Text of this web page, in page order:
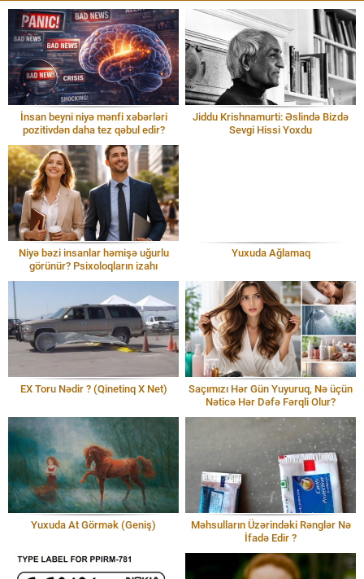
İnsan beyni niyə mənfi xəbərləri
pozitivdən daha tez qəbul edir?
Jiddu Krishnamurti: Əslində Bizdə
Sevgi Hissi Yoxdu
Niyə bəzi insanlar həmişə uğurlu
görünür? Psixoloqların izahı
Yuxuda Ağlamaq
EX Toru Nədir ? (Qinetinq X Net)
Saçımızı Hər Gün Yuyuruq, Nə üçün
Nəticə Hər Dəfə Fərqli Olur?
Yuxuda At Görmək (Geniş)
Məhsulların Üzərindəki Rənglər Nə
İfadə Edir ?